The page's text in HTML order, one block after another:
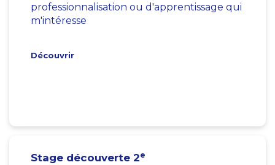
professionnalisation ou d'apprentissage qui
m'intéresse
Découvrir
Stage découverte 2e